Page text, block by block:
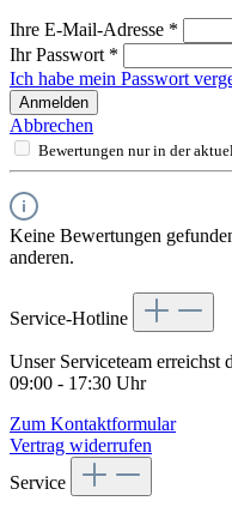
Ihre E-Mail-Adresse *
Ihr Passwort *
Ich habe mein Passwort
Anmelden
Abbrechen
Bewertungen nur in der
Keine Bewertungen
anderen.
Service-Hotline
Unser Serviceteam erreichst
09:00 - 17:30 Uhr
Zum Kontaktformular
Vertrag widerrufen
Service